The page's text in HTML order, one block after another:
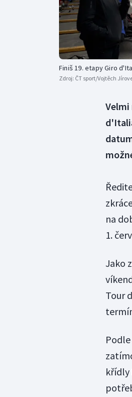
Finiš 19. etapy Giro
Zdroj: ČT sport/Vojtěch
Velmi
na
1.
Jako
Tour
křídly